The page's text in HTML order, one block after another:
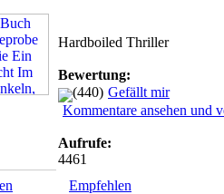
Hardboiled Thriller
Bewertung:
(440) Gefällt mir
Kommentare ansehen und
Aufrufe:
4461
Empfehlen